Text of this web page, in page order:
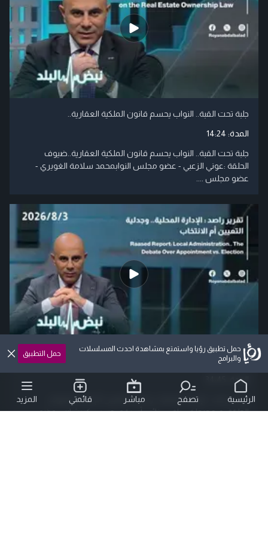
جلبة تحت القبة.. النواب يحسم قانون الملكية العقارية..
المدة: 14:24
جلبة تحت القبة.. النواب يحسم قانون الملكية العقارية..ضيوف
الحلقة :عوني الزعبي - عضو مجلس النوابمحمد سلامة الغويري -
عضو مجلس ....
تقرير راصد : الإدارة المحلية.. وجدلية التعيين أم الانتخاب
المدة:
تقرير راصد : الإدارة المحلية.. وجدلية التعيين أم الانتخابضيوف
الحلقة :د. مصطفى ياغي - نائب أسبقم. حسين كريشان - عضو
حمل تطبيق رؤيا واستمتع بمشاهدة احدث المسلسلات
والبرامج
حمل التطبيق
الرئيسية تصفح مباشر قائمتي المزيد